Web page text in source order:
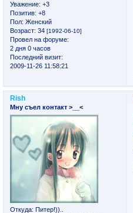
Уважение: +3
Позитив: +8
Пол: Женский
Возраст: 34 [1992-06-10]
Провел на форуме:
2 дня 0 часов
Последний визит:
2009-11-26 11:58:21
Rish
Мну съел контакт >__<
Откуда: Питер!))..